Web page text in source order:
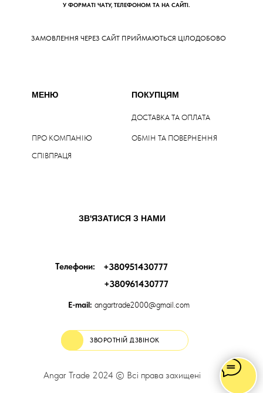
Angar Trade 2024 © Всі права захищені
ПРО КОМПАНІЮ
СПІВПРАЦЯ
ДОСТАВКА ТА ОПЛАТА
ОБМІН ТА ПОВЕРНЕННЯ
ПОКУПЦЯМ
У ФОРМАТІ ЧАТУ, ТЕЛЕФОНОМ ТА НА САЙТІ.
ЗВ'ЯЗАТИСЯ З НАМИ
Телефони:
МЕНЮ
E-mail: angartrade2000@gmail.com
ЗВОРОТНІЙ ДЗВІНОК
ЗАМОВЛЕННЯ ЧЕРЕЗ САЙТ ПРИЙМАЮТЬСЯ ЦІЛОДОБОВО
+380951430777
+380961430777